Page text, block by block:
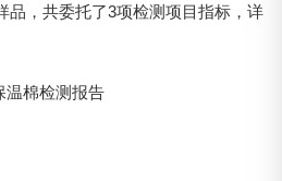
品，共委托了3项检测项目指标，详